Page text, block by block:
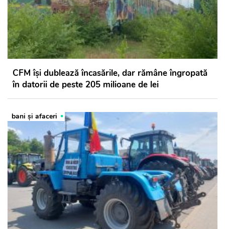
CFM își dublează încasările, dar rămâne îngropată
în datorii de peste 205 milioane de lei
bani și afaceri